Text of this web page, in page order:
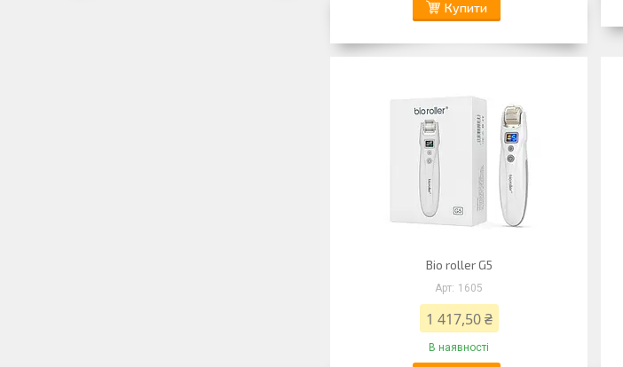
Купити
Bio roller G5
1605
1 417,50 ₴
В наявності